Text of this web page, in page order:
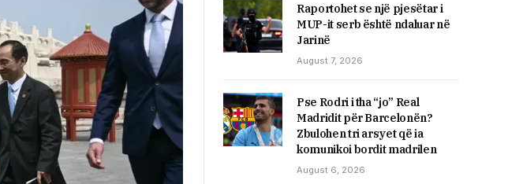
Raportohet se një pjesëtar i
MUP-it serb është ndaluar në
Jarinë
August 7, 2026
Pse Rodri i tha “jo” Real
Madridit për Barcelonën?
Zbulohen tri arsyet që ia
komunikoi bordit madrilen
August 6, 2026